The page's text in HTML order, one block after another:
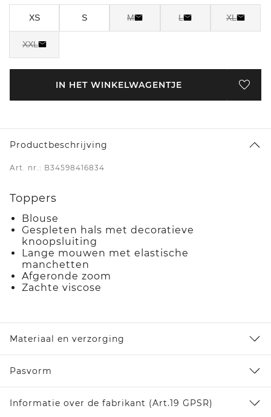
XS S M L XL
XXL
IN HET WINKELWAGENTJE
Productbeschrijving
Art. nr.: B34598416834
Toppers
Blouse
Gespleten hals met decoratieve
knoopsluiting
Lange mouwen met elastische
manchetten
Afgeronde zoom
Zachte viscose
Materiaal en verzorging
Pasvorm
Informatie over de fabrikant (Art.19 GPSR)